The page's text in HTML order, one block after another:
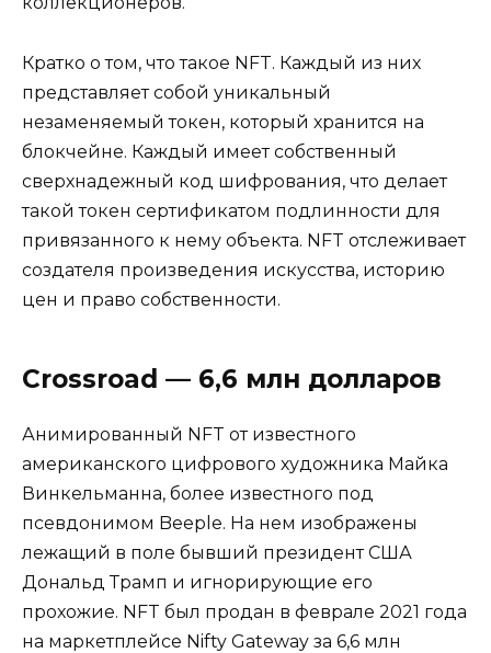
Кратко о том, что такое NFT. Каждый из них
представляет собой уникальный
незаменяемый токен, который хранится на
блокчейне. Каждый имеет собственный
сверхнадежный код шифрования, что делает
такой токен сертификатом подлинности для
привязанного к нему объекта. NFT отслеживает
создателя произведения искусства, историю
цен и право собственности.
Crossroad — 6,6 млн долларов
Анимированный NFT от известного
американского цифрового художника Майка
Винкельманна, более известного под
псевдонимом Beeple. На нем изображены
лежащий в поле бывший президент США
Дональд Трамп и игнорирующие его
прохожие. NFT был продан в феврале 2021 года
на маркетплейсе Nifty Gateway за 6,6 млн